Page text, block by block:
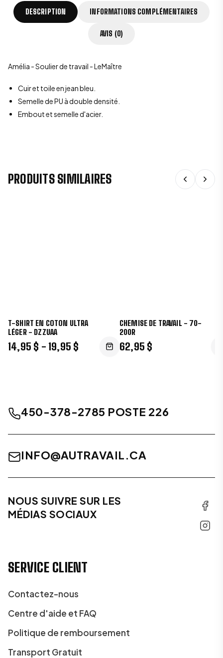
DESCRIPTION INFORMATIONS COMPLÉMENTAIRES
AVIS (0)
Amélia - Soulier de travail - LeMaître
Cuir et toile en jean bleu.
Semelle de PU à double densité.
Embout et semelle d'acier.
PRODUITS SIMILAIRES
T-SHIRT EN COTON ULTRA
LÉGER - DZZUAA
14,95 $ - 19,95 $
CHEMISE DE TRAVAIL - 70-
200R
62,95 $
450-378-2785 POSTE 226
INFO@AUTRAVAIL.CA
NOUS SUIVRE SUR LES
MÉDIAS SOCIAUX
SERVICE CLIENT
Contactez-nous
Centre d'aide et FAQ
Politique de remboursement
Transport Gratuit